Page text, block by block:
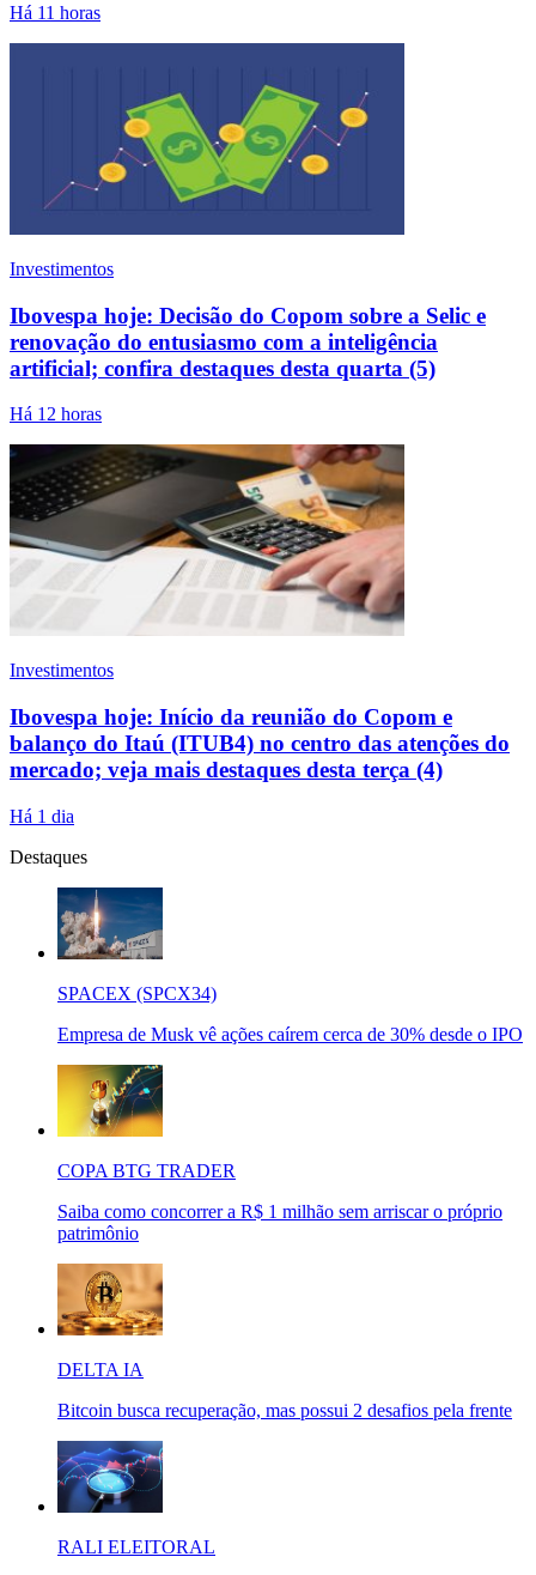
Há 11 horas
Investimentos
Ibovespa hoje: Decisão do Copom sobre a Selic e
renovação do entusiasmo com a inteligência
artificial; confira destaques desta quarta (5)
Há 12 horas
Investimentos
Ibovespa hoje: Início da reunião do Copom e
balanço do Itaú (ITUB4) no centro das atenções do
mercado; veja mais destaques desta terça (4)
Há 1 dia
Destaques
SPACEX (SPCX34)
Empresa de Musk vê ações caírem cerca de 30% desde o IPO
COPA BTG TRADER
Saiba como concorrer a R$ 1 milhão sem arriscar o próprio
patrimônio
DELTA IA
Bitcoin busca recuperação, mas possui 2 desafios pela frente
RALI ELEITORAL